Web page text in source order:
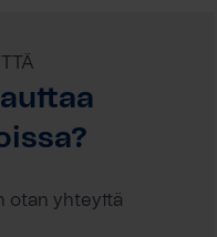
otan yhteyttä